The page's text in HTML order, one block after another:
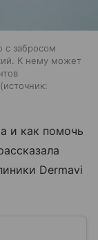
с забросом
К нему может
источник:
и как помочь
Dermavi